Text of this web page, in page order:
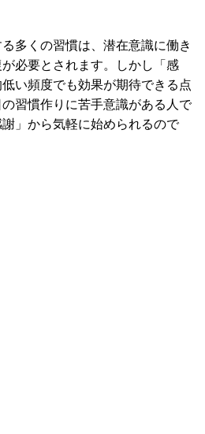
多くの習慣は、潜在意識に働き
必要とされます。しかし「感
い頻度でも効果が期待できる点
習慣作りに苦手意識がある人で
」から気軽に始められるので